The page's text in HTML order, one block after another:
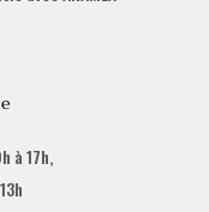
à 17h,